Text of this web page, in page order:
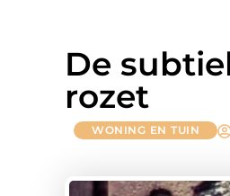
De
rozet
WONING EN TUIN